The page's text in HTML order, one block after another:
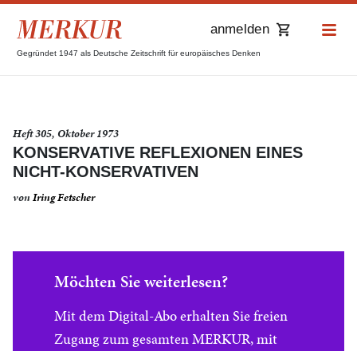
Gegründet 1947 als Deutsche Zeitschrift für europäisches Denken
anmelden
Heft 305, Oktober 1973
KONSERVATIVE REFLEXIONEN EINES
NICHT-KONSERVATIVEN
vonIring Fetscher
Möchten Sie weiterlesen?
Mit dem Digital-Abo erhalten Sie freien
Zugang zum gesamten MERKUR, mit